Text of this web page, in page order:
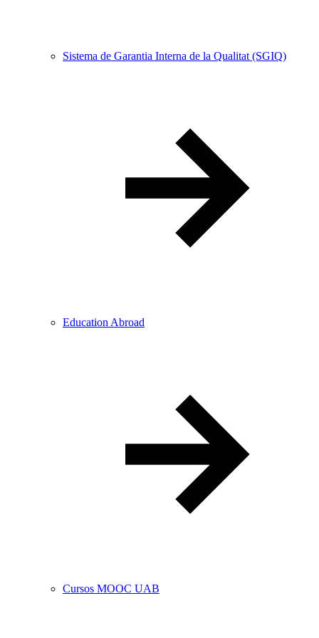
Sistema de Garantia Interna de la Qualitat (SGIQ)
Education Abroad
Cursos MOOC UAB